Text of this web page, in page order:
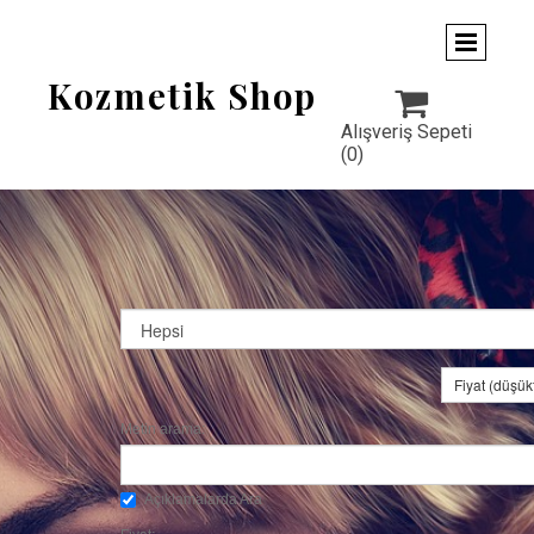
Kozmetik Shop 
Alışveriş Sepeti
(0)
Fiyat
Metin arama:
Açıklamalarda Ara